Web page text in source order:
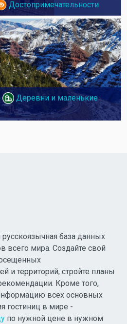
Достопримечательности
Деревни и маленькие
база данных
всего мира. Создайте свой
и территорий, стройте планы
Кроме того,
всех основных
гостиниц в мире -
по нужной цене в нужном